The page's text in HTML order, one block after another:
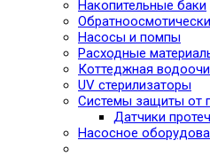
Накопительные баки
Насосы и помпы
Расходные
Коттеджная
UV стерилизаторы
Системы защиты от
Датчики
Насосное